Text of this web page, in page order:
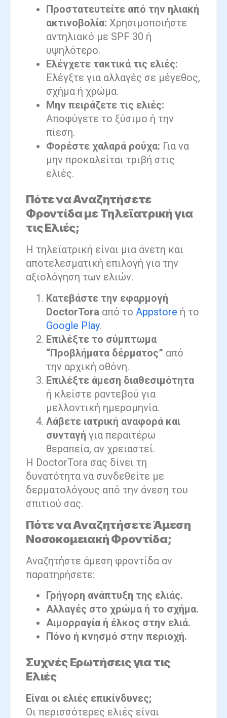
Προστατευτείτε από την ηλιακή
ακτινοβολία: Χρησιμοποιήστε
αντηλιακό με SPF 30 ή
υψηλότερο.
Ελέγχετε τακτικά τις ελιές:
Ελέγξτε για αλλαγές σε μέγεθος,
σχήμα ή χρώμα.
Μην πειράζετε τις ελιές:
Αποφύγετε το ξύσιμο ή την
πίεση.
Φορέστε χαλαρά ρούχα: Για να
μην προκαλείται τριβή στις
ελιές.
Πότε να Αναζητήσετε
Φροντίδα με Τηλεϊατρική για
τις Ελιές;
Η τηλεϊατρική είναι μια άνετη και
αποτελεσματική επιλογή για την
αξιολόγηση των ελιών.
Κατεβάστε την εφαρμογή
DoctorTora από το Appstore ή το
Google Play.
Επιλέξτε το σύμπτωμα
“Προβλήματα δέρματος” από
την αρχική οθόνη.
Επιλέξτε άμεση διαθεσιμότητα
ή κλείστε ραντεβού για
μελλοντική ημερομηνία.
Λάβετε ιατρική αναφορά και
συνταγή για περαιτέρω
θεραπεία, αν χρειαστεί.
Η DoctorTora σας δίνει τη
δυνατότητα να συνδεθείτε με
δερματολόγους από την άνεση του
σπιτιού σας.
Πότε να Αναζητήσετε Άμεση
Νοσοκομειακή Φροντίδα;
Αναζητήστε άμεση φροντίδα αν
παρατηρήσετε:
Γρήγορη ανάπτυξη της ελιάς.
Αλλαγές στο χρώμα ή το σχήμα.
Αιμορραγία ή έλκος στην ελιά.
Πόνο ή κνησμό στην περιοχή.
Συχνές Ερωτήσεις για τις
Ελιές
Είναι οι ελιές επικίνδυνες;
Οι περισσότερες ελιές είναι